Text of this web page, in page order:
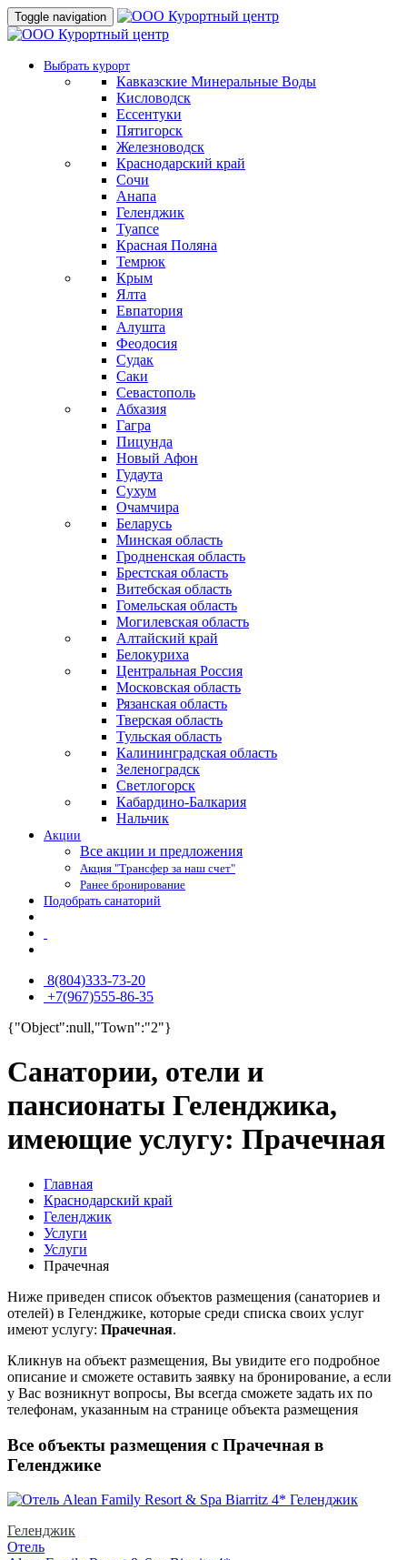
Toggle navigation
Выбрать курорт
Кавказские Минеральные Воды
Кисловодск
Ессентуки
Пятигорск
Железноводск
Краснодарский край
Сочи
Анапа
Геленджик
Туапсе
Красная Поляна
Темрюк
Крым
Ялта
Евпатория
Алушта
Феодосия
Судак
Саки
Севастополь
Абхазия
Гагра
Пицунда
Новый Афон
Гудаута
Сухум
Очамчира
Беларусь
Минская область
Гродненская область
Брестская область
Витебская область
Гомельская область
Могилевская область
Алтайский край
Белокуриха
Центральная Россия
Московская область
Рязанская область
Тверская область
Тульская область
Калининградская область
Зеленоградск
Светлогорск
Кабардино-Балкария
Нальчик
Акции
Все акции и предложения
Акция "Трансфер за наш счет"
Ранее бронирование
Подобрать санаторий
8(804)333-73-20
+7(967)555-86-35
{"Object":null,"Town":"2"}
Санатории, отели и
пансионаты Геленджика,
имеющие услугу: Прачечная
Главная
Краснодарский край
Геленджик
Услуги
Услуги
Прачечная
Ниже приведен список объектов размещения (санаториев и
отелей) в Геленджике, которые среди списка своих услуг
имеют услугу: Прачечная.
Кликнув на объект размещения, Вы увидите его подробное
описание и сможете оставить заявку на бронирование, а если
у Вас возникнут вопросы, Вы всегда сможете задать их по
телефонам, указанным на странице объекта размещения
Все объекты размещения с Прачечная в
Геленджике
Геленджик
Отель